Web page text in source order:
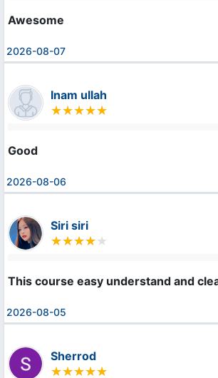
Awesome
2026-08-07
Inam ullah
Good
2026-08-06
Siri siri
This course easy understand and
2026-08-05
Sherrod